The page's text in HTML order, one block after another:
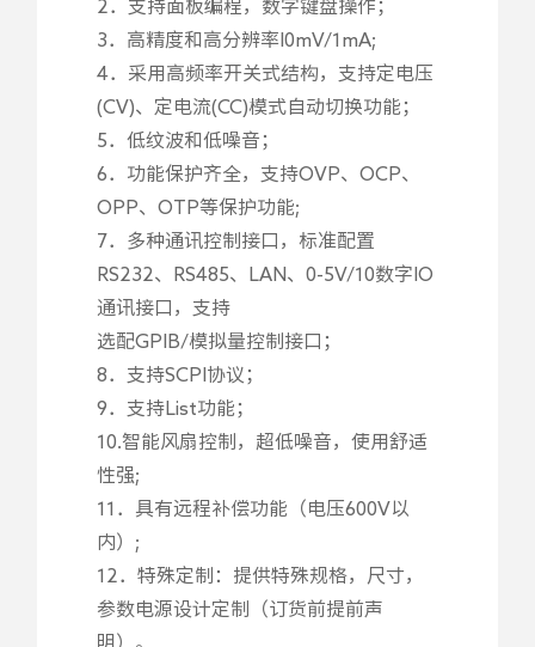
2．支持面板编程，数字键盘操作；
3．高精度和高分辨率l0mV/1mA;
4．采用高频率开关式结构，支持定电压
(CV)、定电流(CC)模式自动切换功能；
5．低纹波和低噪音；
6．功能保护齐全，支持OVP、OCP、
OPP、OTP等保护功能;
7．多种通讯控制接口，标准配置
RS232、RS485、LAN、0-5V/10数字IO
通讯接口，支持
选配GPIB/模拟量控制接口；
8．支持SCPI协议；
9．支持List功能；
10.智能风扇控制，超低噪音，使用舒适
性强;
11．具有远程补偿功能（电压600V以
内）;
12．特殊定制：提供特殊规格，尺寸，
参数电源设计定制（订货前提前声
明）。